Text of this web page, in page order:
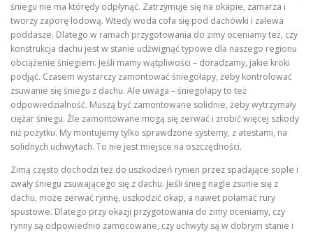
śniegu nie ma którędy odpłynąć. Zatrzymuje się na okapie, zamarza i
tworzy zaporę lodową. Wtedy woda cofa się pod dachówki i zalewa
poddasze. Dlatego w ramach przygotowania do zimy oceniamy też, czy
konstrukcja dachu jest w stanie udźwignąć typowe dla naszego regionu
obciążenie śniegiem. Jeśli mamy wątpliwości – doradzamy, jakie kroki
podjąć. Czasem wystarczy zamontować śniegołapy, żeby kontrolować
zsuwanie się śniegu z dachu. Ale uwaga – śniegołapy to też
odpowiedzialność. Muszą być zamontowane solidnie, żeby wytrzymały
ciężar śniegu. Źle zamontowane mogą się zerwać i zrobić więcej szkody
niż pożytku. My montujemy tylko sprawdzone systemy, z atestami, na
solidnych uchwytach. To nie jest miejsce na oszczędności.
Zimą często dochodzi też do uszkodzeń rynien przez spadające sople i
zwały śniegu zsuwającego się z dachu. Jeśli śnieg nagle zsunie się z
dachu, może zerwać rynnę, uszkodzić okap, a nawet połamać rury
spustowe. Dlatego przy okazji przygotowania do zimy oceniamy, czy
rynny są odpowiednio zamocowane, czy uchwyty są w dobrym stanie i